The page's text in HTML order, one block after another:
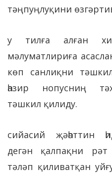
тәңпуңлуқини
у тилға алған
мәлуматлириға
көп санлиқни
һазир нопусниң
тәшкил қилиду.
сийасий җәһәттин
дегән қалпақни рәт
тәләп қиливатқан